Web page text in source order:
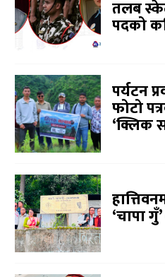
तलब
पदको
पर्यटन
फोटो
‘क्लिक
‘चापा